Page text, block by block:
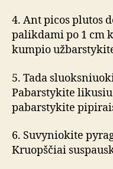
4. Ant picos plutos
palikdami po 1 cm
kumpio
5. Tada
Pabarstykite
pabarstykite
6. Suvyniokite
Kruopščiai